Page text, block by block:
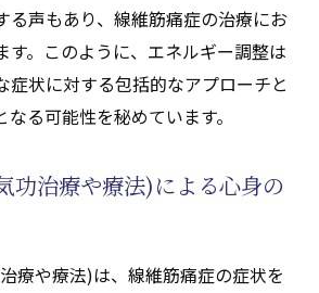
における遠隔気功(天啓気功治療
点
遠隔気功(天啓気功治療や療法)の
由
る声もあり、線維筋痛症の治療にお
す。このように、エネルギー調整は
症状に対する包括的なアプローチと
る可能性を秘めています。
功治療や療法)による心身の
療や療法)は、線維筋痛症の症状を